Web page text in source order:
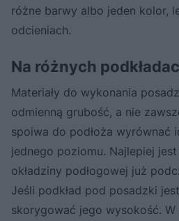
różne barwy albo jeden kolor,
odcieniach.
Na różnych
Materiały do wykonania
odmienną grubość, a nie
spoiwa do podłoża wyrównać
jednego poziomu. Najlepiej
okładziny podłogowej już
Jeśli podkład pod posadzki
skorygować jego wysokość.